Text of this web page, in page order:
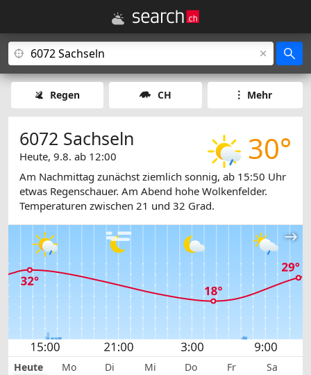
Regen CH Mehr
30°
6072 Sachseln
Heute, 9.8. ab 12:00
Am Nachmittag zunächst ziemlich sonnig, ab 15:50 Uhr
etwas Regenschauer. Am Abend hohe Wolkenfelder.
Temperaturen zwischen 21 und 32 Grad.
Heute Mo Di Mi Do Fr Sa